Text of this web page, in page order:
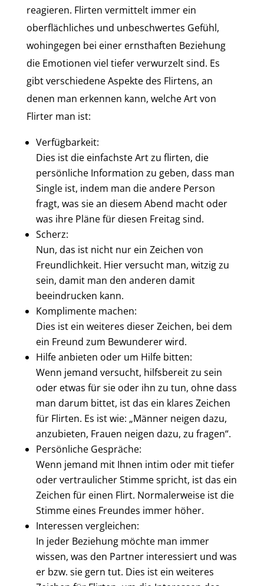
reagieren. Flirten vermittelt immer ein
oberflächliches und unbeschwertes Gefühl,
wohingegen bei einer ernsthaften Beziehung
die Emotionen viel tiefer verwurzelt sind. Es
gibt verschiedene Aspekte des Flirtens, an
denen man erkennen kann, welche Art von
Flirter man ist:
Verfügbarkeit:
Dies ist die einfachste Art zu flirten, die
persönliche Information zu geben, dass man
Single ist, indem man die andere Person
fragt, was sie an diesem Abend macht oder
was ihre Pläne für diesen Freitag sind.
Scherz:
Nun, das ist nicht nur ein Zeichen von
Freundlichkeit. Hier versucht man, witzig zu
sein, damit man den anderen damit
beeindrucken kann.
Komplimente machen:
Dies ist ein weiteres dieser Zeichen, bei dem
ein Freund zum Bewunderer wird.
Hilfe anbieten oder um Hilfe bitten:
Wenn jemand versucht, hilfsbereit zu sein
oder etwas für sie oder ihn zu tun, ohne dass
man darum bittet, ist das ein klares Zeichen
für Flirten. Es ist wie: „Männer neigen dazu,
anzubieten, Frauen neigen dazu, zu fragen“.
Persönliche Gespräche:
Wenn jemand mit Ihnen intim oder mit tiefer
oder vertraulicher Stimme spricht, ist das ein
Zeichen für einen Flirt. Normalerweise ist die
Stimme eines Freundes immer höher.
Interessen vergleichen:
In jeder Beziehung möchte man immer
wissen, was den Partner interessiert und was
er bzw. sie gern tut. Dies ist ein weiteres